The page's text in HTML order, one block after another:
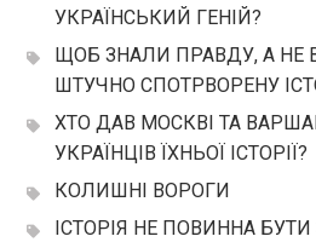
УКРАЇНСЬКИЙ ГЕНІЙ?
ЩОБ ЗНАЛИ ПРАВДУ, А НЕ
ШТУЧНО СПОТРВОРЕНУ
ХТО ДАВ МОСКВІ ТА
УКРАЇНЦІВ ЇХНЬОЇ ІСТОРІЇ?
КОЛИШНІ ВОРОГИ
ІСТОРІЯ НЕ ПОВИННА